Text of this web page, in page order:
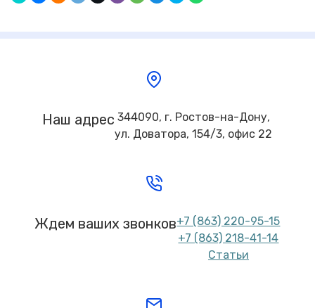
Наш адрес 344090, г. Ростов-на-Дону,
ул. Доватора, 154/3, офис 22
Ждем ваших звонков+7 (863) 220-95-15
+7 (863) 218-41-14
Статьи